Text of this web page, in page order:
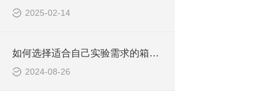
2025-02-14
如何选择适合自己实验需求的箱式高温马弗炉？
2024-08-26